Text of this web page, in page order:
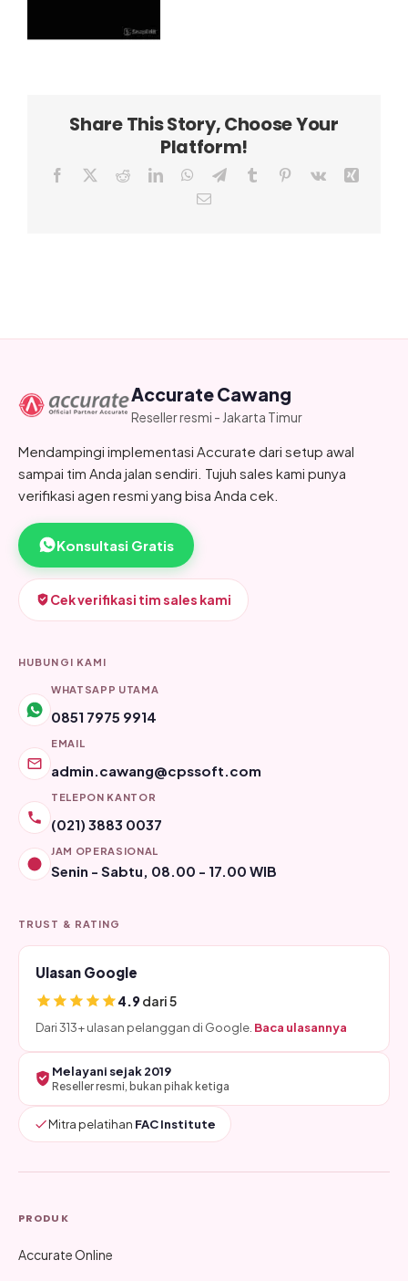
Share This Story, Choose Your
Platform!
Facebook RedditLinkedInWhatsApp
TelegramTumblr Pinterest
Vk
Email
Accurate Cawang
Reseller resmi - Jakarta Timur
Mendampingi implementasi Accurate dari setup awal
sampai tim Anda jalan sendiri. Tujuh sales kami punya
verifikasi agen resmi yang bisa Anda cek.
Konsultasi Gratis
Cek verifikasi tim sales kami
HUBUNGI KAMI
WHATSAPP UTAMA
0851 7975 9914
EMAIL
admin.cawang@cpssoft.com
TELEPON KANTOR
(021) 3883 0037
JAM OPERASIONAL
Senin - Sabtu, 08.00 - 17.00 WIB
TRUST & RATING
Ulasan Google
4.9dari 5
Dari 313+ ulasan pelanggan di Google. Baca ulasannya
Melayani sejak 2019
Reseller resmi, bukan pihak ketiga
Mitra pelatihan FAC Institute
PRODUK
Accurate Online